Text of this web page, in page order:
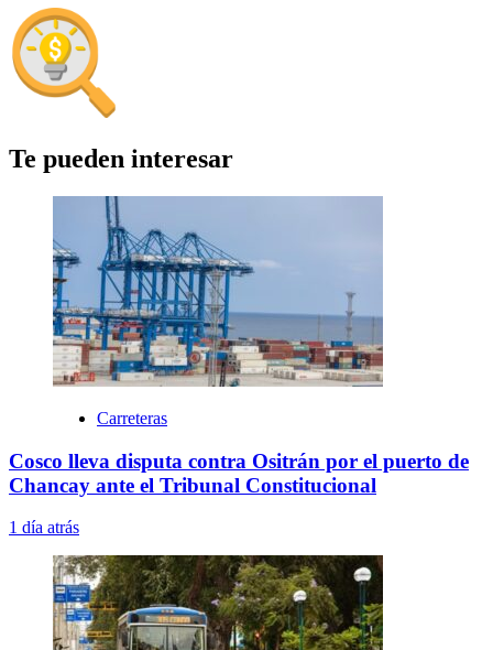
Te pueden interesar
Carreteras
Cosco lleva disputa contra Ositrán por el puerto de
Chancay ante el Tribunal Constitucional
1 día atrás